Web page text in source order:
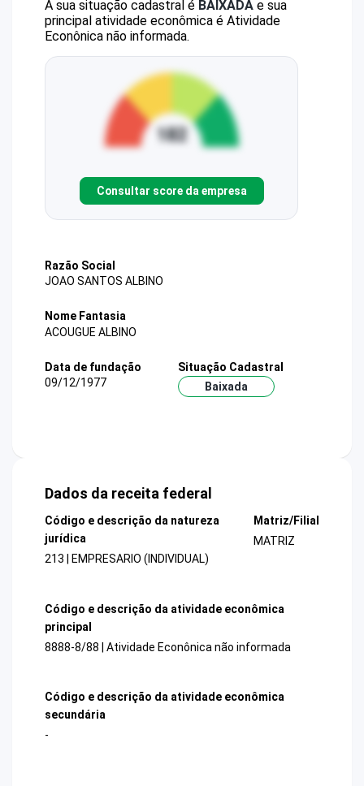
A sua situação cadastral é BAIXADA e sua
principal atividade econômica é Atividade
Econônica não informada.
Consultar score da empresa
Razão Social
JOAO SANTOS ALBINO
Nome Fantasia
ACOUGUE ALBINO
Data de fundação
09/12/1977
Situação Cadastral
Baixada
Dados da receita federal
Código e descrição da natureza
jurídica
213 | EMPRESARIO (INDIVIDUAL)
Matriz/Filial
MATRIZ
Código e descrição da atividade econômica
principal
8888-8/88 | Atividade Econônica não informada
Código e descrição da atividade econômica
secundária
-